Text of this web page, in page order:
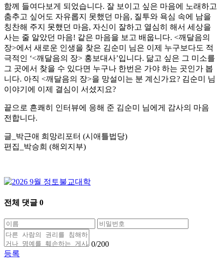
함께 들여다보게 되었습니다. 잘 보이고 싶은 마음에 노래하고
춤추고 싶어도 자유롭지 못했던 마음, 질투와 욕심 속에 남을
칭찬해 주지 못했던 마음, 자신이 잘하고 열심히 해서 세상을
사는 줄 알았던 마음! 같은 마음을 보고 배웁니다. <깨달음의
장>에서 새로운 인생을 찾은 김순미 님은 이제 누구보다도 적
극적인 ‘<깨달음의 장> 홍보대사’입니다. 닮고 싶은 그 미소를
그 곳에서 찾을 수 있다면 누구나 한번은 가야 하는 곳인가 봅
니다. 아직 <깨달음의 장>을 망설이는 분 계신가요? 김순미 님
이야기에 이제 결심이 서셨지요?
끝으로 흔쾌히 인터뷰에 응해 준 김순미 님에게 감사의 마음
전합니다.
글_박근애 희망리포터 (시애틀법당)
편집_박승희 (해외지부)
전체 댓글 0
0/200
등록